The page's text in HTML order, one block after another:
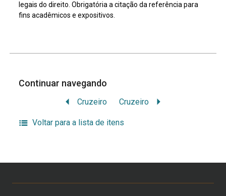
legais do direito. Obrigatória a citação da referência para
fins acadêmicos e expositivos.
Continuar navegando
Cruzeiro Cruzeiro
Voltar para a lista de itens